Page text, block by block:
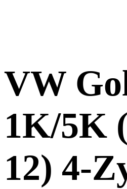
VW
1K/5K
12) 4-